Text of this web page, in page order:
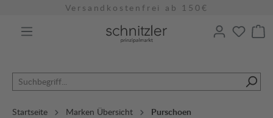
Versandkostenfrei ab 150€
Startseite Marken Übersicht Purschoen